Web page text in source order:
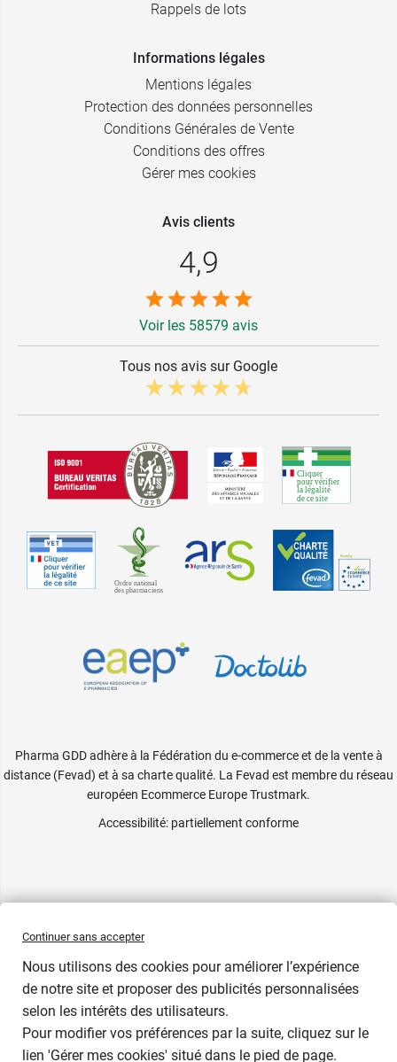
Rappels de lots
Informations légales
Mentions légales
Protection des données personnelles
Conditions Générales de Vente
Conditions des offres
Gérer mes cookies
Avis clients
4,9
Voir les 58579 avis
Tous nos avis sur Google
Pharma GDD adhère à la Fédération du e-commerce et de la vente à
distance (Fevad) et à sa charte qualité. La Fevad est membre du réseau
européen Ecommerce Europe Trustmark.
Accessibilité: partiellement conforme
Continuer sans accepter
Nous utilisons des cookies pour améliorer l’expérience
de notre site et proposer des publicités personnalisées
selon les intérêts des utilisateurs.
Pour modifier vos préférences par la suite, cliquez sur le
lien 'Gérer mes cookies' situé dans le pied de page.